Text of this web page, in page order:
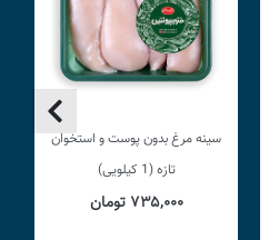
سینه مرغ بدون پوست و استخوان
تازه (1 کیلویی)
۷۳۵,۰۰۰ تومان